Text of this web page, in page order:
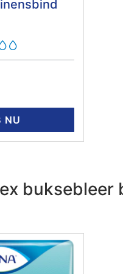
NU
buksebleer